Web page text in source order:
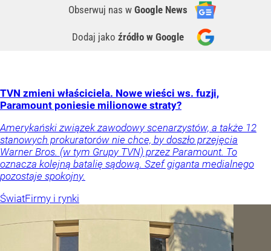
Obserwuj nas w Google News
Dodaj jako źródło w Google
TVN zmieni właściciela. Nowe wieści ws. fuzji,
Paramount poniesie milionowe straty?
Amerykański związek zawodowy scenarzystów, a także 12
stanowych prokuratorów nie chce, by doszło przejęcia
Warner Bros. (w tym Grupy TVN) przez Paramount. To
oznacza kolejną batalię sądową. Szef giganta medialnego
pozostaje spokojny.
ŚwiatFirmy i rynki